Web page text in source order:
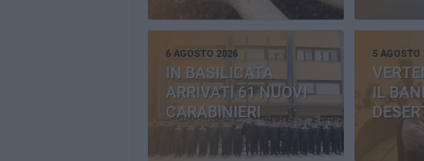
6 AGOSTO 2026
IN BASILICATA
ARRIVATI 61 NUOVI
CARABINIERI
5 AGOSTO
IL